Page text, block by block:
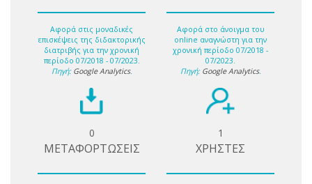
Αφορά στις μοναδικές
επισκέψεις της διδακτορικής
διατριβής για την χρονική
περίοδο 07/2018 - 07/2023.
Πηγή: Google Analytics.
Αφορά στο άνοιγμα του
online αναγνώστη για την
χρονική περίοδο 07/2018 -
07/2023.
Πηγή: Google Analytics.
0
ΜΕΤΑΦΟΡΤΩΣΕΙΣ
1
ΧΡΗΣΤΕΣ